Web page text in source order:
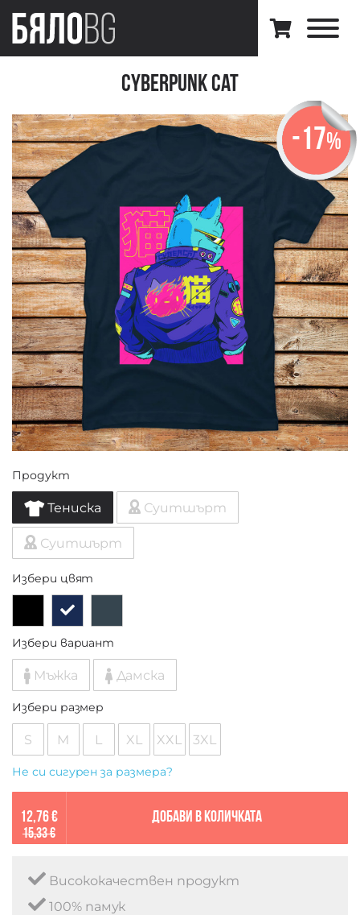
Cyberpunk Cat
-17%
Продукт
Тениска Суитшърт
Суитшърт
Избери цвят
Избери вариант
Мъжка Дамска
Избери размер
S M L XL XXL 3XL
Не си сигурен за размера?
12,76 €
15,33 €
Добави в количката
Висококачествен продукт
100% памук